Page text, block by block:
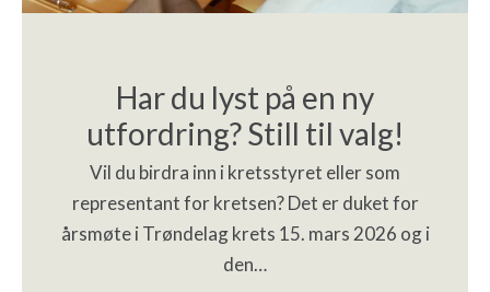
Har du lyst på en ny
utfordring? Still til valg!
Vil du birdra inn i kretsstyret eller som
representant for kretsen? Det er duket for
årsmøte i Trøndelag krets 15. mars 2026 og i
den…